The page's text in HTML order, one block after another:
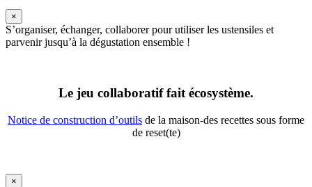
×
S’organiser, échanger, collaborer pour utiliser les ustensiles et
parvenir jusqu’à la dégustation ensemble !
Le jeu collaboratif fait écosystème.
Notice de construction d’outils de la maison-des recettes sous forme
de reset(te)
×